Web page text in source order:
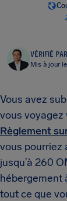
VÉRIFIÉ
Mis à jour
Vous avez
vous voyagez
Règlement
vous pourriez
jusqu’à 260
hébergement
tout ce que